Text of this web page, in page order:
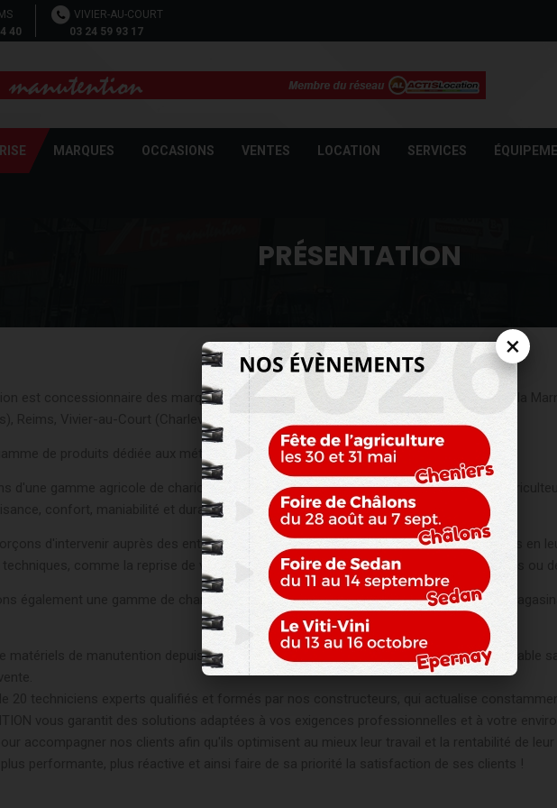
40
VIVIER-AU-COURT
03 24 59 93 17
MARQUES OCCASIONS VENTES LOCATION SERVICES
×
PRÉSENTATION
est concessionnaire des marques MANITOU et TOYOTA de manière exclusive dans la
Reims, Vivier-au-Court (Charleville)
d'une gamme agricole de chariots télescopiques qui va vous permettre en tant
confort, maniabilité et durabilité.
d'intervenir auprès des entrepreneurs, maçons, charpentiers, collectivités locales en
techniques, comme la reprise de vrac, la distribution de matériaux, l'élévation de charges ou
également une gamme de chariots industriels et semi-industriels, de matériels de
matériels de manutention depuis plus de 60 ans, FCE MANUTENTION a acquis un véritable